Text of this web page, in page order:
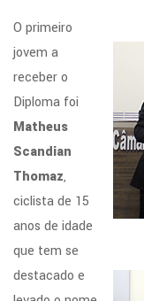
O primeiro
jovem a
receber o
Diploma foi
Matheus
Scandian
Thomaz,
ciclista de 15
anos de idade
que tem se
destacado e